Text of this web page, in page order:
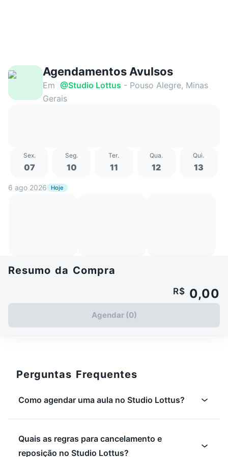
Agendamentos Avulsos
Em @Studio Lottus - Pouso Alegre, Minas
Gerais
Sex.
07
Seg.
10
Ter.
11
Qua.
12
Qui.
13
6 ago 2026 Hoje
Resumo da Compra
R$ 0,00
Agendar (0)
Perguntas Frequentes
Como agendar uma aula no Studio Lottus?
Quais as regras para cancelamento e
reposição no Studio Lottus?